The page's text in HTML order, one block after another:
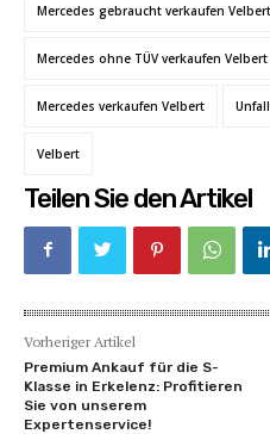
Mercedes gebraucht verkaufen Velbert
Mercedes ohne TÜV verkaufen Velbert
Mercedes verkaufen Velbert
Velbert
Teilen Sie den Artikel
Vorheriger Artikel
Premium Ankauf für die S-
Klasse in Erkelenz: Profitieren
Sie von unserem
Expertenservice!